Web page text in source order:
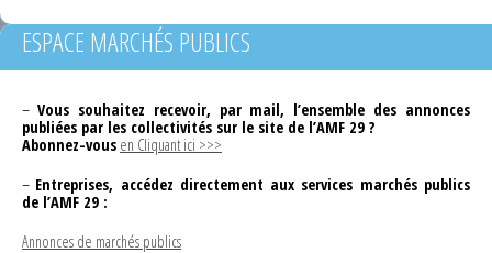
ESPACE MARCHÉS PUBLICS
– Vous souhaitez recevoir, par mail, l’ensemble des annonces
publiées par les collectivités sur le site de l’AMF 29 ?
Abonnez-vous en Cliquant ici >>>
– Entreprises, accédez directement aux services marchés publics
de l’AMF 29 :
Annonces de marchés publics